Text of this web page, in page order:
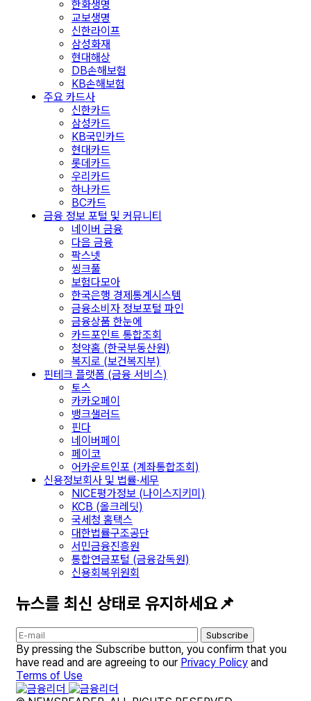
한화생명
교보생명
신한라이프
삼성화재
현대해상
DB손해보험
KB손해보험
주요 카드사
신한카드
삼성카드
KB국민카드
현대카드
롯데카드
우리카드
하나카드
BC카드
금융 정보 포털 및 커뮤니티
네이버 금융
다음 금융
팍스넷
씽크풀
보험다모아
한국은행 경제통계시스템
금융소비자 정보포털 파인
금융상품 한눈에
카드포인트 통합조회
청약홈 (한국부동산원)
복지로 (보건복지부)
핀테크 플랫폼 (금융 서비스)
토스
카카오페이
뱅크샐러드
핀다
네이버페이
페이코
어카운트인포 (계좌통합조회)
신용정보회사 및 법률·세무
NICE평가정보 (나이스지키미)
KCB (올크레딧)
국세청 홈택스
대한법률구조공단
서민금융진흥원
통합연금포털 (금융감독원)
신용회복위원회
뉴스를 최신 상태로 유지하세요📌
Subscribe
By pressing the Subscribe button, you confirm that you
have read and are agreeing to our Privacy Policy and
Terms of Use